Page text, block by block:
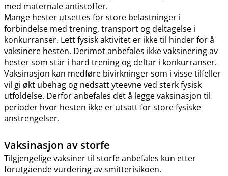
med maternale antistoffer.
Mange hester utsettes for store belastninger i
forbindelse med trening, transport og deltagelse i
konkurranser. Lett fysisk aktivitet er ikke til hinder for å
vaksinere hesten. Derimot anbefales ikke vaksinering av
hester som står i hard trening og deltar i konkurranser.
Vaksinasjon kan medføre bivirkninger som i visse tilfeller
vil gi økt ubehag og nedsatt yteevne ved sterk fysisk
utfoldelse. Derfor anbefales det å legge vaksinasjon til
perioder hvor hesten ikke er utsatt for store fysiske
anstrengelser.
Vaksinasjon av storfe
Tilgjengelige vaksiner til storfe anbefales kun etter
forutgående vurdering av smitterisikoen.